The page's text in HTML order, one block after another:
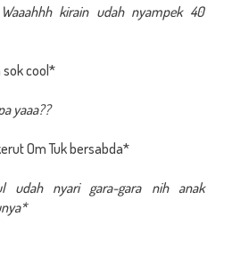
kirain udah nyampek 40
cool*
yaaa??
Om Tuk bersabda*
udah nyari gara-gara nih anak